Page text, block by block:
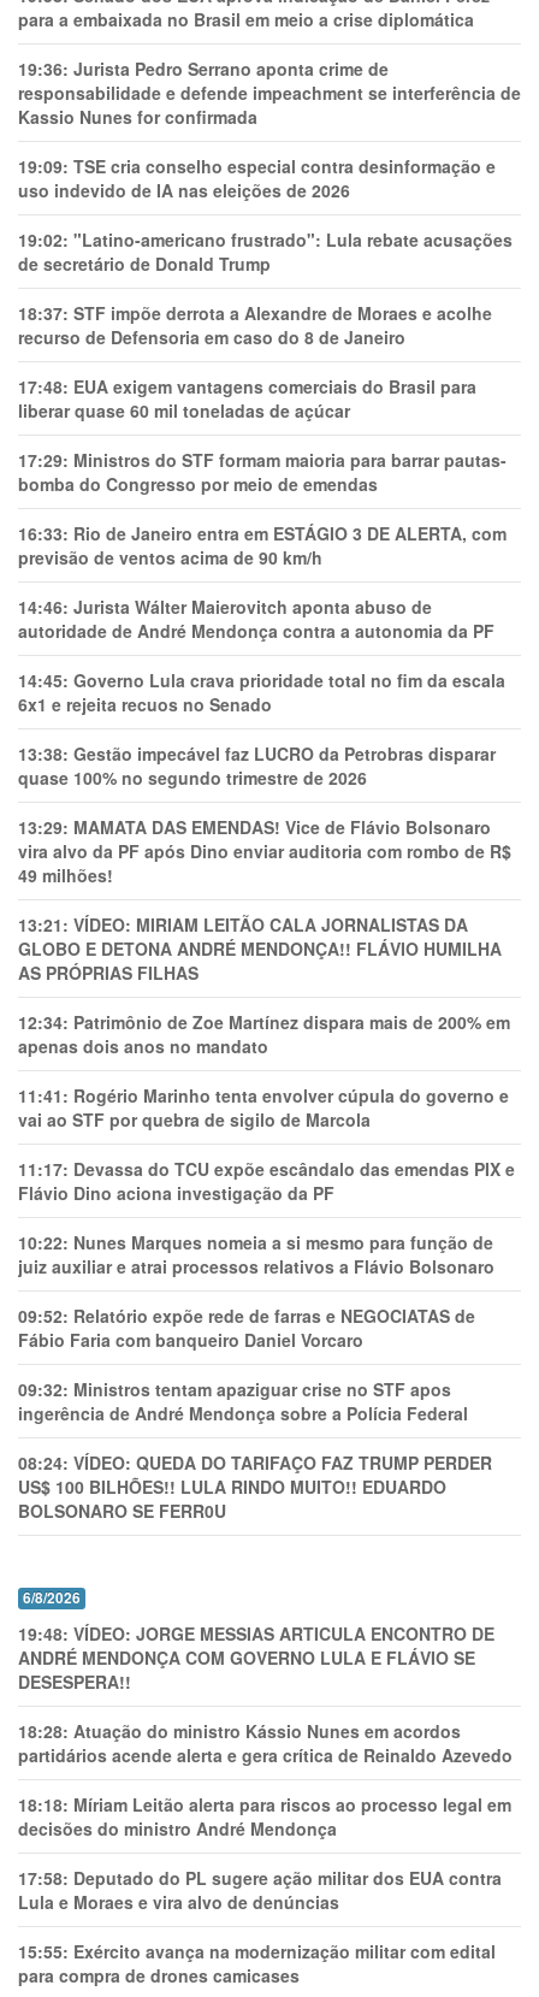
para a embaixada no Brasil em meio a crise diplomática
19:36: Jurista Pedro Serrano aponta crime de
responsabilidade e defende impeachment se interferência de
Kassio Nunes for confirmada
19:09: TSE cria conselho especial contra desinformação e
uso indevido de IA nas eleições de 2026
19:02: "Latino-americano frustrado": Lula rebate acusações
de secretário de Donald Trump
18:37: STF impõe derrota a Alexandre de Moraes e acolhe
recurso de Defensoria em caso do 8 de Janeiro
17:48: EUA exigem vantagens comerciais do Brasil para
liberar quase 60 mil toneladas de açúcar
17:29: Ministros do STF formam maioria para barrar pautas-
bomba do Congresso por meio de emendas
16:33: Rio de Janeiro entra em ESTÁGIO 3 DE ALERTA, com
previsão de ventos acima de 90 km/h
14:46: Jurista Wálter Maierovitch aponta abuso de
autoridade de André Mendonça contra a autonomia da PF
14:45: Governo Lula crava prioridade total no fim da escala
6x1 e rejeita recuos no Senado
13:38: Gestão impecável faz LUCRO da Petrobras disparar
quase 100% no segundo trimestre de 2026
13:29: MAMATA DAS EMENDAS! Vice de Flávio Bolsonaro
vira alvo da PF após Dino enviar auditoria com rombo de R$
49 milhões!
13:21: VÍDEO: MIRIAM LEITÃO CALA JORNALISTAS DA
GLOBO E DETONA ANDRÉ MENDONÇA!! FLÁVIO HUMILHA
AS PRÓPRIAS FILHAS
12:34: Patrimônio de Zoe Martínez dispara mais de 200% em
apenas dois anos no mandato
11:41: Rogério Marinho tenta envolver cúpula do governo e
vai ao STF por quebra de sigilo de Marcola
11:17: Devassa do TCU expõe escândalo das emendas PIX e
Flávio Dino aciona investigação da PF
10:22: Nunes Marques nomeia a si mesmo para função de
juiz auxiliar e atrai processos relativos a Flávio Bolsonaro
09:52: Relatório expõe rede de farras e NEGOCIATAS de
Fábio Faria com banqueiro Daniel Vorcaro
09:32: Ministros tentam apaziguar crise no STF apos
ingerência de André Mendonça sobre a Polícia Federal
08:24: VÍDEO: QUEDA DO TARIFAÇO FAZ TRUMP PERDER
US$ 100 BILHÕES!! LULA RINDO MUITO!! EDUARDO
BOLSONARO SE FERR0U
6/8/2026
19:48: VÍDEO: JORGE MESSIAS ARTICULA ENCONTRO DE
ANDRÉ MENDONÇA COM GOVERNO LULA E FLÁVIO SE
DESESPERA!!
18:28: Atuação do ministro Kássio Nunes em acordos
partidários acende alerta e gera crítica de Reinaldo Azevedo
18:18: Míriam Leitão alerta para riscos ao processo legal em
decisões do ministro André Mendonça
17:58: Deputado do PL sugere ação militar dos EUA contra
Lula e Moraes e vira alvo de denúncias
15:55: Exército avança na modernização militar com edital
para compra de drones camicases